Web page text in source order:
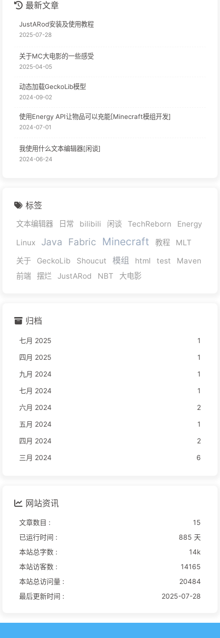
最新文章
JustARod安装及使用教程
2025-07-28
关于MC大电影的一些感受
2025-04-05
动态加载GeckoLib模型
2024-09-02
使用Energy API让物品可以充能[Minecraft模组开发]
2024-07-01
我使用什么文本编辑器[闲谈]
2024-06-24
标签
文本编辑器 日常 bilibili 闲谈 TechReborn
Energy
Linux
Java Fabric Minecraft 教程
MLT
关于
GeckoLib Shoucut 模组 html test
Maven
前端
摆烂 JustARod NBT 大电影
归档
七月 2025
1
四月 2025
1
九月 2024
1
七月 2024
1
六月 2024
2
五月 2024
1
四月 2024
2
三月 2024
6
网站资讯
文章数目 :
15
已运行时间 :
885 天
本站总字数 :
14k
本站访客数 :
14165
本站总访问量 :
20484
最后更新时间 :
2025-07-28